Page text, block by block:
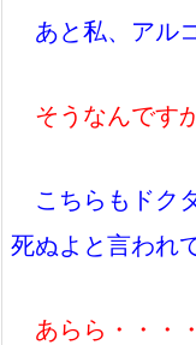
あと私、アル
そうなんです
こちらもドク
死ぬよと言われ
あらら・・・・